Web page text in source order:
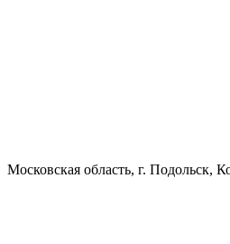
Московская область, г. Подольск,